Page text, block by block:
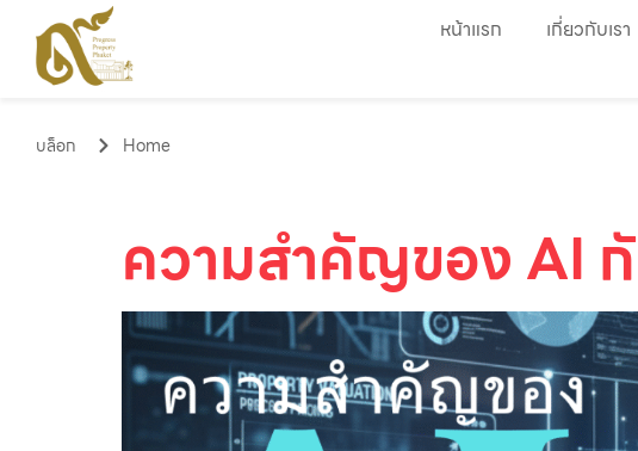
หน้าแรก เกี่ยวกับเรา
บล็อก Home
ความสำคัญของ AI